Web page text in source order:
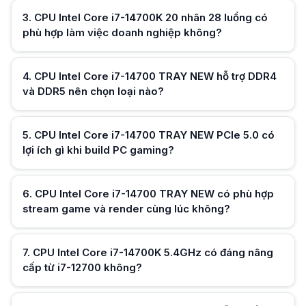
CPU Intel Core i7-14700 TRAY NEW hỗ trợ 192GB RAM phù hợp máy
3. CPU Intel Core i7-14700K 20 nhân 28 luồng có
phù hợp làm việc doanh nghiệp không?
4. CPU Intel Core i7-14700 TRAY NEW hỗ trợ DDR4
và DDR5 nên chọn loại nào?
5. CPU Intel Core i7-14700 TRAY NEW PCIe 5.0 có
lợi ích gì khi build PC gaming?
6. CPU Intel Core i7-14700 TRAY NEW có phù hợp
stream game và render cùng lúc không?
7. CPU Intel Core i7-14700K 5.4GHz có đáng nâng
cấp từ i7-12700 không?